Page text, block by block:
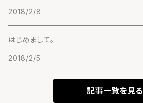
2018/2/8
はじめまして。
2018/2/5
記事一覧を見る